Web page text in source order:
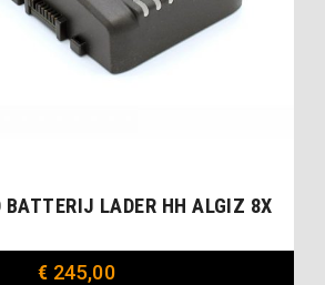
BATTERIJ LADER HH ALGIZ 8X
€ 245,00